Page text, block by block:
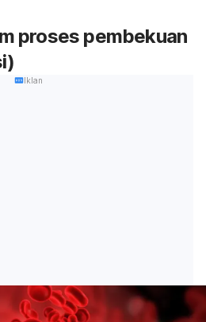
proses pembekuan
Iklan